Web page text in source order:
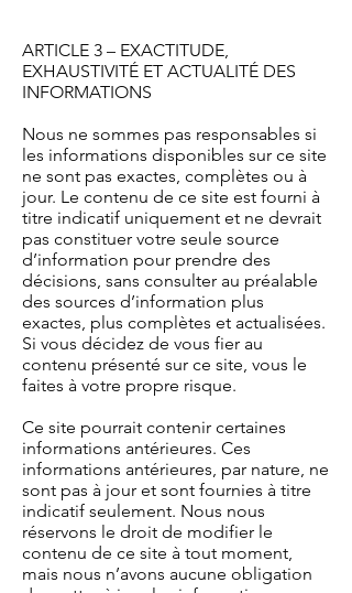
ARTICLE 3 – EXACTITUDE,
EXHAUSTIVITÉ ET ACTUALITÉ DES
INFORMATIONS
Nous ne sommes pas responsables si
les informations disponibles sur ce site
ne sont pas exactes, complètes ou à
jour. Le contenu de ce site est fourni à
titre indicatif uniquement et ne devrait
pas constituer votre seule source
d’information pour prendre des
décisions, sans consulter au préalable
des sources d’information plus
exactes, plus complètes et actualisées.
Si vous décidez de vous fier au
contenu présenté sur ce site, vous le
faites à votre propre risque.
Ce site pourrait contenir certaines
informations antérieures. Ces
informations antérieures, par nature, ne
sont pas à jour et sont fournies à titre
indicatif seulement. Nous nous
réservons le droit de modifier le
contenu de ce site à tout moment,
mais nous n’avons aucune obligation